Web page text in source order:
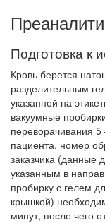
Подготовка к
Кровь берется
разделительным
указанной на
вакуумные
переворачивания
пациента, номер
заказчика (данные
указанным в
пробирку с гелем
крышкой)
минут, после чего